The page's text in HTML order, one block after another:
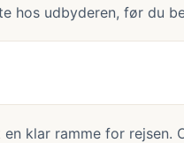
hos udbyderen, før du
klar ramme for rejsen.